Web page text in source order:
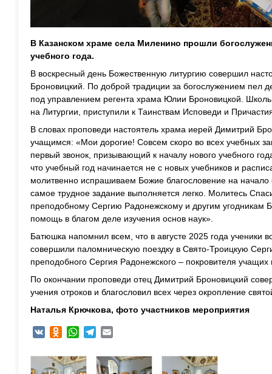
В Казанском храме села Миленино прошли
учебного года.
В воскресный день Божественную литургию совершил
Броновицкий. По доброй традиции за богослужением пел
под управлением регента храма Юлии Броновицкой.
на Литургии, приступили к Таинствам Исповеди и
В словах проповеди настоятель храма иерей Димитрий
учащимся: «Мои дорогие! Совсем скоро во всех учебных
первый звонок, призывающий к началу нового учебного
что учебный год начинается не с новых учебников и
молитвенно испрашиваем Божие благословение на
самое трудное задание выполняется легко. Молитесь
преподобному Сергию Радонежскому и другим угодникам
помощь в благом деле изучения основ наук».
Батюшка напомнил всем, что в августе 2025 года ученики
совершили паломническую поездку в Свято-Троицкую
преподобного Сергия Радонежского – покровителя
По окончании проповеди отец Димитрий Броновицкий
учения отроков и благословил всех через окропление
Наталья Крючкова, фото участников мероприятия
VK Odnoklassniki
WhatsAppTelegram